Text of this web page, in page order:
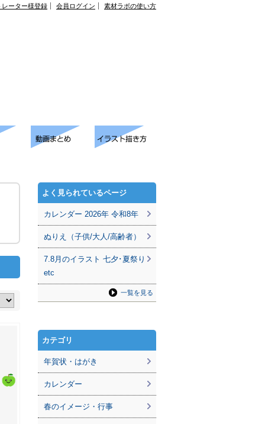
レーター様登録 会員ログイン 素材ラボの使い方
よく見られているページ
カレンダー 2026年 令和8年
ぬりえ（子供/大人/高齢者）
7.8月のイラスト 七夕･夏祭り
etc
一覧を見る
カテゴリ
年賀状・はがき
カレンダー
春のイメージ・行事